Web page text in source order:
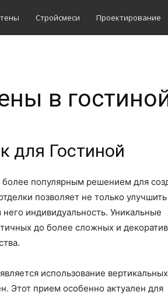
Стройсмеси Проектирование
в
для Гостиной
более популярным решением для
позволяет не только улучшить
индивидуальность. Уникальные
до более сложных и
использование вертикальных
Этот прием особенно актуален для